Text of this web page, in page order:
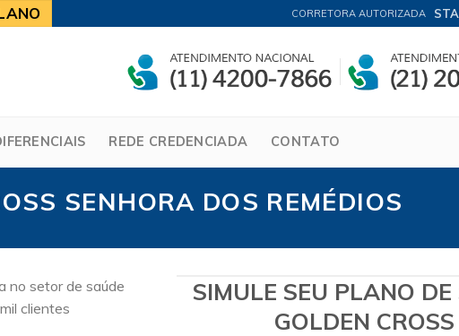
CORRETORA AUTORIZADA
REDE CREDENCIADA CONTATO
SENHORA DOS REMÉDIOS
no setor de saúde
clientes
SIMULE SEU PLANO DE
GOLDEN CROSS